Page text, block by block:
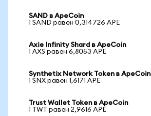
SAND в ApeCoin
1 SAND равен 0,314726 APE
Axie Infinity Shard в ApeCoin
1 AXS равен 6,8053 APE
Synthetix Network Token в ApeCoin
1 SNX равен 1,6171 APE
Trust Wallet Token в ApeCoin
1 TWT равен 2,9616 APE